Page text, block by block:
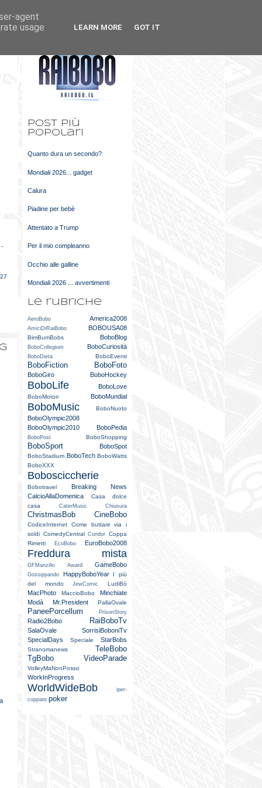
-
Post più
popolari
Quanto dura un secondo?
Mondiali 2026... gadget
Calura
Piadine per bebè
Attentato a Trump
Per il mio compleanno
Occhio alle galline
Mondiali 2026 ... avvertimenti
Le rubriche
AeroBobo America2008
AmiciDiRaiBobo BOBOUSA08
BimBumBobs BoboBlog
BoboCollegium BoboCuriosità
BoboDieta BoboEventi
BoboFiction BoboFoto
BoboGiro BoboHockey
BoboLife BoboLove
BoboMotori BoboMundial
BoboMusic BoboNuoto
BoboOlympic2008
BoboOlympic2010
BoboPedia
BoboPost BoboShopping
BoboSport BoboSpot
BoboStadium BoboTech BoboWatts
BoboXXX
Bobosciccherie
Bobotravel
Breaking News
CalcioAllaDomenica
Casa dolce
casa
CaterMusic Chiusura
ChristmasBob CineBobo
CodiceInternet
Come buttare via i
soldi ComedyCentral Condor
Coppa
Rimetti
EcoBobo EuroBobo2008
Freddura mista
GFManzillo Award GameBobo
Gossippando HappyBoboYear
I più
del mondo
JewComic LudiBò
MacPhoto MaccioBobo
Minchiate
Modà
Mr.President PallaOvale
PaneePorcellum PrisonStory
Radio2Bobo RaiBoboTv
SalaOvale
SorrisiBoboniTv
SpecialDays
Speciale StarBobs
Stranomanews
TeleBobo
TgBobo
VideoParade
VolleyMaNonPosso
WorkInProgress
WorldWideBob
iper-
coppate poker
agent
usage
LEARN MORE GOT IT